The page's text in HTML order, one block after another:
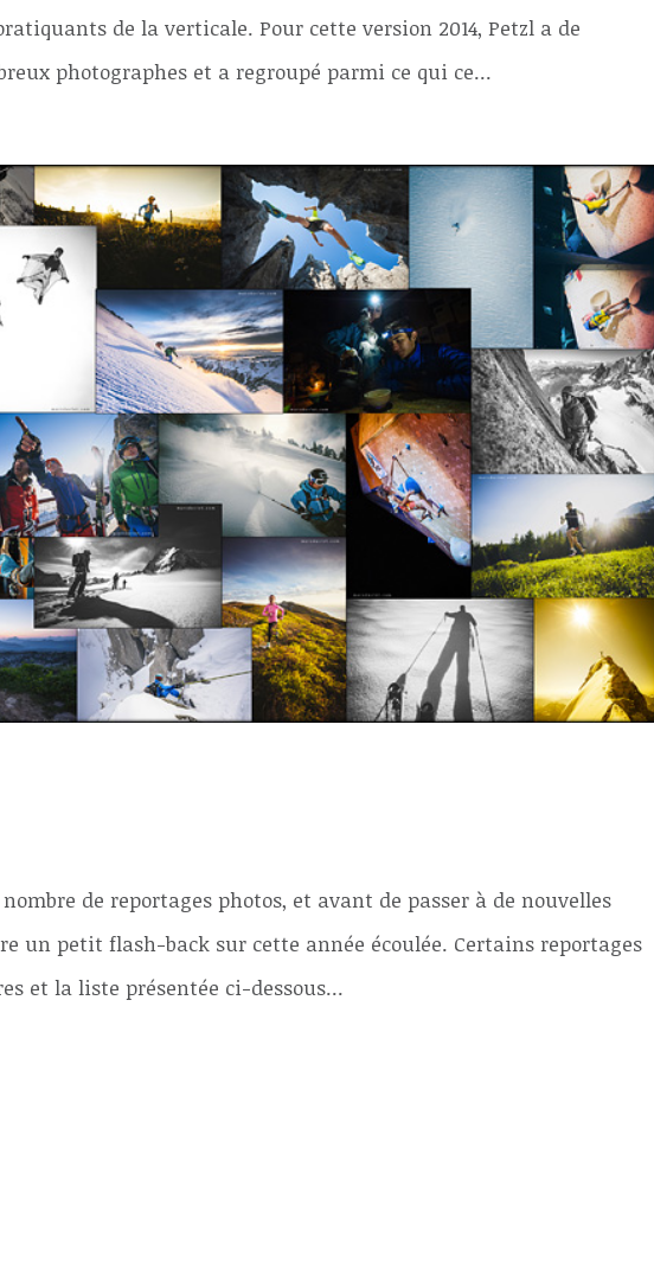
de la verticale. Pour cette version 2014, Petzl a de
photographes et a regroupé parmi ce qui ce...
de reportages photos, et avant de passer à de nouvelles
un petit flash-back sur cette année écoulée. Certains reportages
et la liste présentée ci-dessous...